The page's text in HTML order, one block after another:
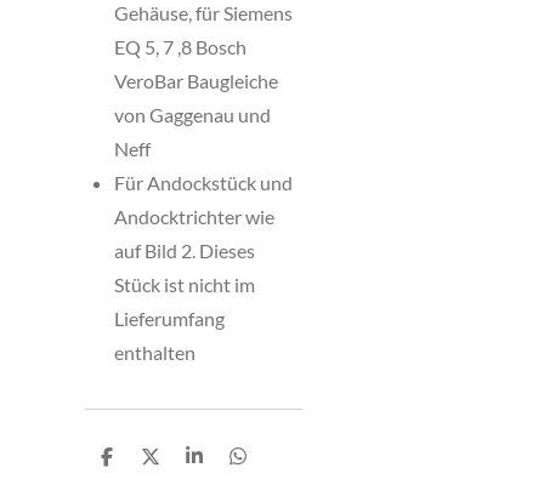
Gehäuse, für Siemens
EQ 5, 7 ,8 Bosch
VeroBar Baugleiche
von Gaggenau und
Neff
Für Andockstück und
Andocktrichter wie
auf Bild 2. Dieses
Stück ist nicht im
Lieferumfang
enthalten
T
T
T
T